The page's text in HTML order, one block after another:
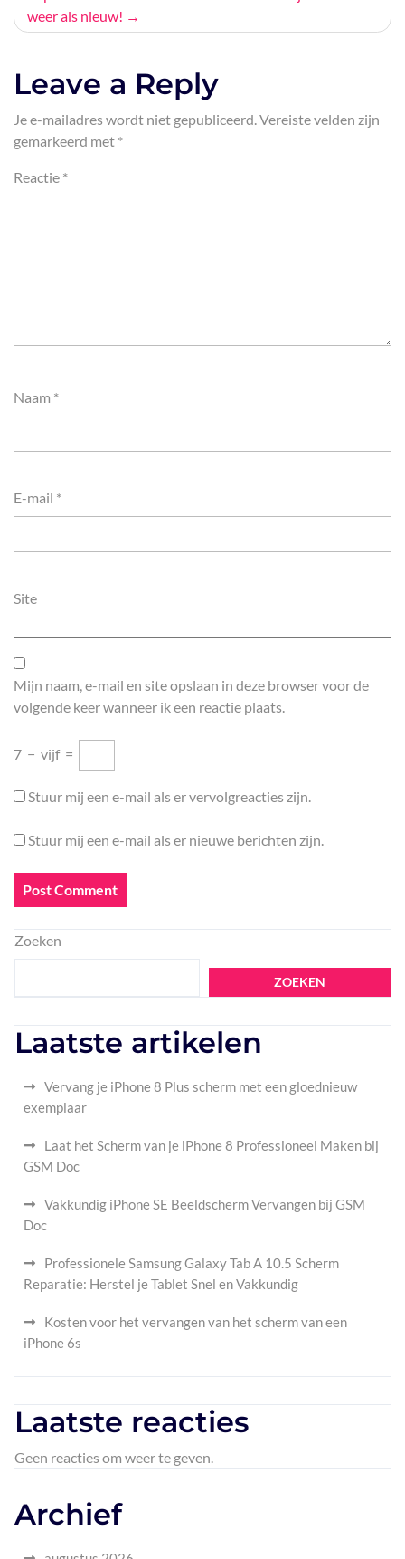
weer als nieuw!
Leave a Reply
Je e-mailadres wordt niet gepubliceerd.Vereiste velden zijn
gemarkeerd met *
Reactie *
Naam *
E-mail *
Site
Mijn naam, e-mail en site opslaan in deze browser voor de
volgende keer wanneer ik een reactie plaats.
7 − vijf =
Stuur mij een e-mail als er vervolgreacties zijn.
Stuur mij een e-mail als er nieuwe berichten zijn.
Zoeken
ZOEKEN
Laatste artikelen
Vervang je iPhone 8 Plus scherm met een gloednieuw
exemplaar
Laat het Scherm van je iPhone 8 Professioneel Maken bij
GSM Doc
Vakkundig iPhone SE Beeldscherm Vervangen bij GSM
Doc
Professionele Samsung Galaxy Tab A 10.5 Scherm
Reparatie: Herstel je Tablet Snel en Vakkundig
Kosten voor het vervangen van het scherm van een
iPhone 6s
Laatste reacties
Geen reacties om weer te geven.
Archief